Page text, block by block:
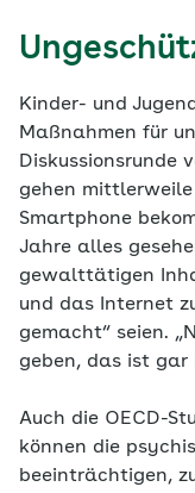
Kinder- und
Maßnahmen für
Diskussionsrunde
gehen
Smartphone
Jahre alles
gewalttätigen
und das Internet
gemacht“ seien.
geben, das ist gar
Auch die OECD-
können die
beeinträchtigen,